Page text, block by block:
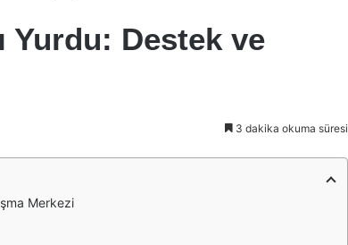
Yurdu: Destek ve
3 dakika okuma süresi
Merkezi